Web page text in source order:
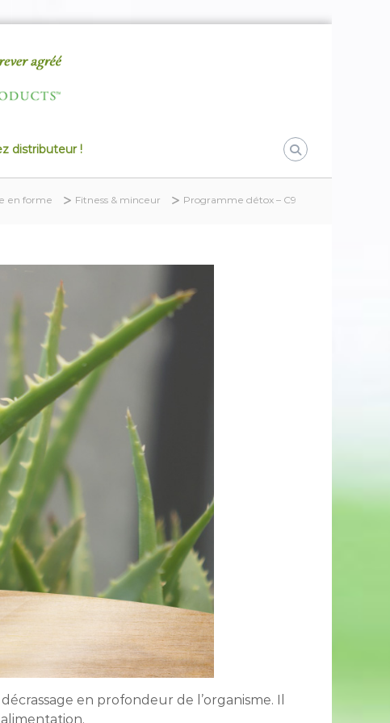
distributeur !
en forme Fitness & minceur Programme détox – C9
en profondeur de l’organisme. Il